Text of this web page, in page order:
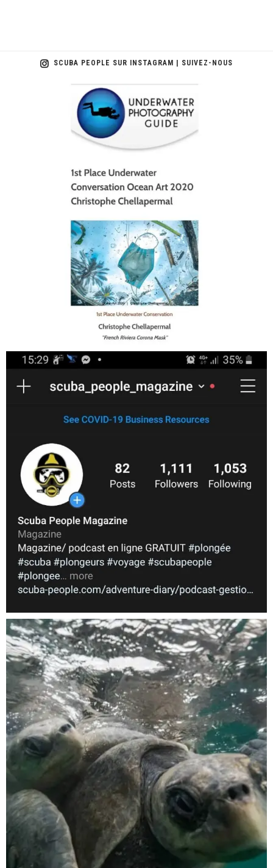
SCUBA PEOPLE SUR INSTAGRAM | SUIVEZ-NOUS
scuba_people_magazine
scuba_people_magazine
Nov 5
scuba_people_magazine